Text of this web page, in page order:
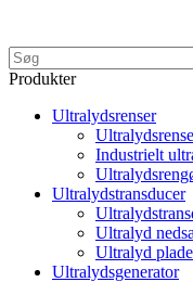
Produkter
Ultralydsrenser
Industrielt
Ultralydstransducer
Ultralyd
Ultralyd
Ultralydsgenerator